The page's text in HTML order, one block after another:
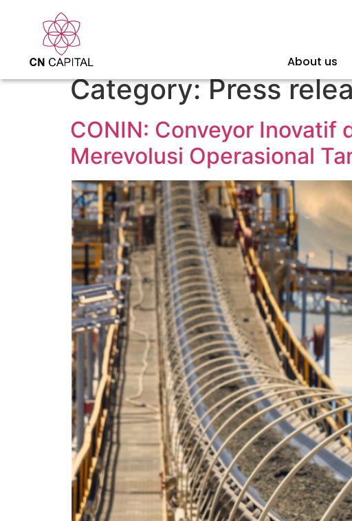
About us
Category:Press
CONIN: Conveyor Inovatif
Merevolusi Operasional